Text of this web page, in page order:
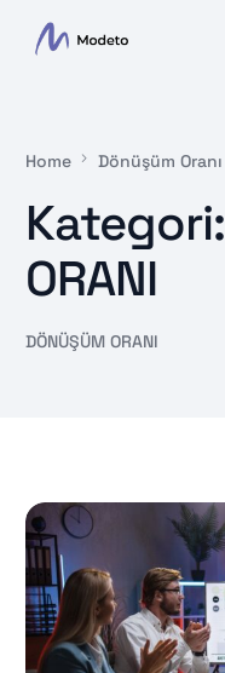
Home Dönüşüm Oranı
Kategori:
ORANI
DÖNÜŞÜM ORANI
Türkçe